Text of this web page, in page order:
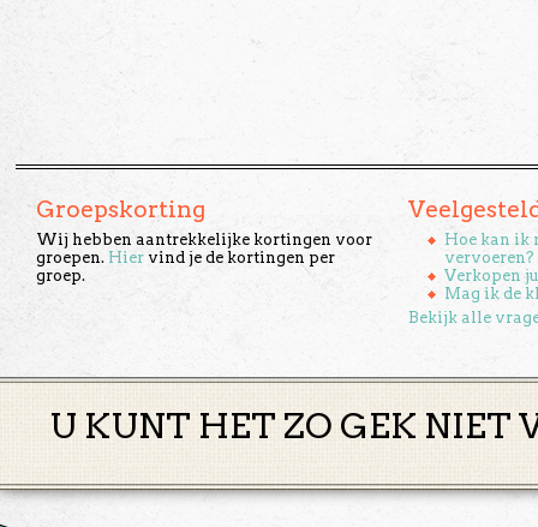
Groepskorting
Wij hebben aantrekkelijke kortingen voor
groepen. Hier vind je de kortingen per
groep.
Hoe kan ik
vervoeren?
Verkopen
Mag ik de
Bekijk alle
U KUNT HET ZO GEK NIET